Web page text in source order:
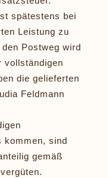
spätestens bei
Leistung zu
Postweg wird
vollständigen
die gelieferten
Feldmann
kommen, sind
gemäß